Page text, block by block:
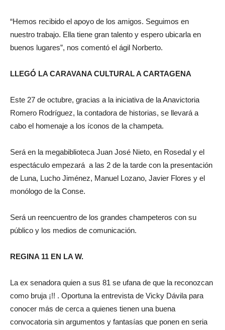
“Hemos recibido el apoyo de los amigos. Seguimos en
nuestro trabajo. Ella tiene gran talento y espero ubicarla en
buenos lugares”, nos comentó el ágil Norberto.
LLEGÓ LA CARAVANA CULTURAL A CARTAGENA
Este 27 de octubre, gracias a la iniciativa de la Anavictoria
Romero Rodríguez, la contadora de historias, se llevará a
cabo el homenaje a los íconos de la champeta.
Será en la megabiblioteca Juan José Nieto, en Rosedal y el
espectáculo empezará a las 2 de la tarde con la presentación
de Luna, Lucho Jiménez, Manuel Lozano, Javier Flores y el
monólogo de la Conse.
Será un reencuentro de los grandes champeteros con su
público y los medios de comunicación.
REGINA 11 EN LA W.
La ex senadora quien a sus 81 se ufana de que la reconozcan
como bruja ¡!! . Oportuna la entrevista de Vicky Dávila para
conocer más de cerca a quienes tienen una buena
convocatoria sin argumentos y fantasías que ponen en seria